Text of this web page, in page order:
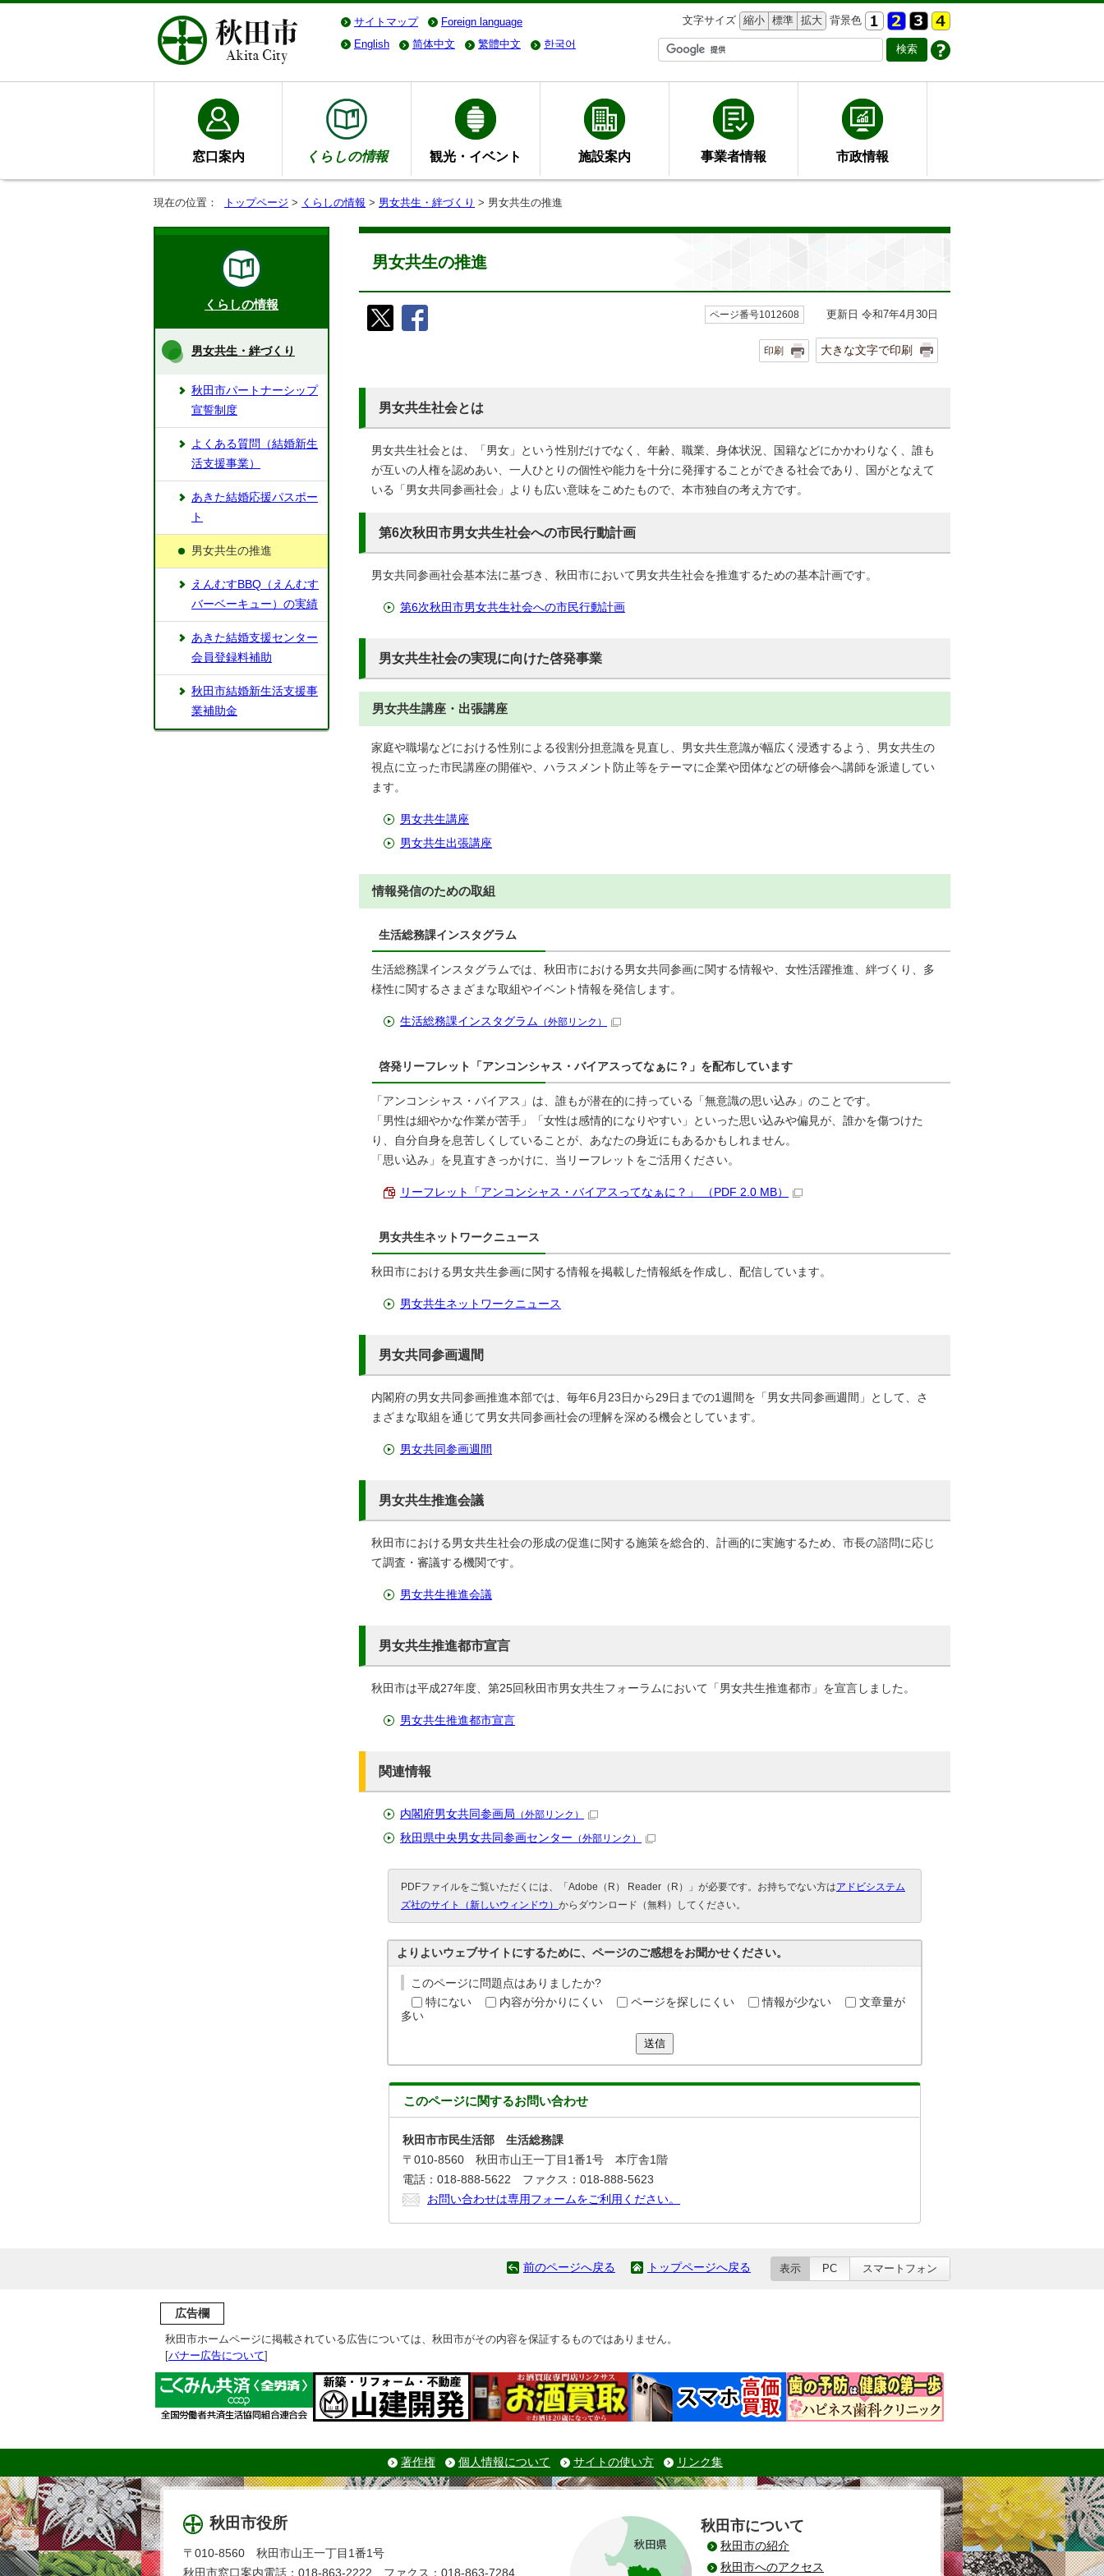
サイトマップ Foreign language 文字サイズ 縮小 標準 拡大 背景色
English
简体中文 繁體中文 한국어
窓口案内 くらしの情報 観光・イベント 施設案内 事業者情報 市政情報
現在の位置： トップページ > くらしの情報 > 男女共生・絆づくり > 男女共生の推進
男女共生の推進
ページ番号1012608 更新日 令和7年4月30日
印刷 大きな文字で印刷
男女共生社会とは
男女共生社会とは、「男女」という性別だけでなく、年齢、職業、身体状況、国籍などにかかわりなく、誰も
が互いの人権を認めあい、一人ひとりの個性や能力を十分に発揮することができる社会であり、国がとなえて
いる「男女共同参画社会」よりも広い意味をこめたもので、本市独自の考え方です。
第6次秋田市男女共生社会への市民行動計画
男女共同参画社会基本法に基づき、秋田市において男女共生社会を推進するための基本計画です。
第6次秋田市男女共生社会への市民行動計画
男女共生社会の実現に向けた啓発事業
男女共生講座・出張講座
家庭や職場などにおける性別による役割分担意識を見直し、男女共生意識が幅広く浸透するよう、男女共生の
視点に立った市民講座の開催や、ハラスメント防止等をテーマに企業や団体などの研修会へ講師を派遣してい
ます。
男女共生講座
男女共生出張講座
情報発信のための取組
生活総務課インスタグラム
生活総務課インスタグラムでは、秋田市における男女共同参画に関する情報や、女性活躍推進、絆づくり、多
様性に関するさまざまな取組やイベント情報を発信します。
生活総務課インスタグラム （外部リンク）
啓発リーフレット「アンコンシャス・バイアスってなぁに？」を配布しています
「アンコンシャス・バイアス」は、誰もが潜在的に持っている「無意識の思い込み」のことです。
「男性は細やかな作業が苦手」「女性は感情的になりやすい」といった思い込みや偏見が、誰かを傷つけた
り、自分自身を息苦しくしていることが、あなたの身近にもあるかもしれません。
「思い込み」を見直すきっかけに、当リーフレットをご活用ください。
リーフレット「アンコンシャス・バイアスってなぁに？」 （PDF 2.0 MB）
男女共生ネットワークニュース
秋田市における男女共生参画に関する情報を掲載した情報紙を作成し、配信しています。
男女共生ネットワークニュース
男女共同参画週間
内閣府の男女共同参画推進本部では、毎年6月23日から29日までの1週間を「男女共同参画週間」として、さ
まざまな取組を通じて男女共同参画社会の理解を深める機会としています。
男女共同参画週間
男女共生推進会議
秋田市における男女共生社会の形成の促進に関する施策を総合的、計画的に実施するため、市長の諮問に応じ
て調査・審議する機関です。
男女共生推進会議
男女共生推進都市宣言
秋田市は平成27年度、第25回秋田市男女共生フォーラムにおいて「男女共生推進都市」を宣言しました。
男女共生推進都市宣言
関連情報
内閣府男女共同参画局 （外部リンク）
秋田県中央男女共同参画センター （外部リンク）
PDFファイルをご覧いただくには、「Adobe（R） Reader（R）」が必要です。お持ちでない方はアドビシステム
ズ社のサイト（新しいウィンドウ） からダウンロード（無料）してください。
よりよいウェブサイトにするために、ページのご感想をお聞かせください。
このページに問題点はありましたか?
特にない
内容が分かりにくい ページを探しにくい 情報が少ない
文章量が
多い
送信
このページに関するお問い合わせ
秋田市市民生活部 生活総務課
〒010-8560 秋田市山王一丁目1番1号 本庁舎1階
電話：018-888-5622 ファクス：018-888-5623
お問い合わせは専用フォームをご利用ください。
くらしの情報
男女共生・絆づくり
秋田市パートナーシップ
宣誓制度
よくある質問（結婚新生
活支援事業）
あきた結婚応援パスポー
ト
男女共生の推進
えんむすBBQ（えんむす
バーベーキュー）の実績
あきた結婚支援センター
会員登録料補助
秋田市結婚新生活支援事
業補助金
前のページへ戻る トップページへ戻る 表示 PC スマートフォン
広告欄
秋田市ホームページに掲載されている広告については、秋田市がその内容を保証するものではありません。
[バナー広告について]
著作権 個人情報について サイトの使い方 リンク集
秋田市役所
〒010-8560 秋田市山王一丁目1番1号
秋田市窓口案内電話：018-863-2222 ファクス：018-863-7284
秋田市について
秋田市の紹介
秋田市へのアクセス